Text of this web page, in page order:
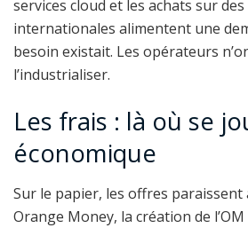
services cloud et les achats sur
internationales alimentent une
besoin existait. Les opérateurs
l’industrialiser.
Les frais : là où se
économique
Sur le papier, les offres paraissent
Orange Money, la création de